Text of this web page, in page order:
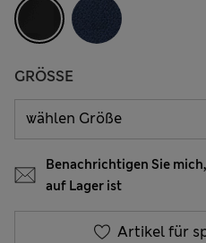
GRÖSSE
Benachrichtigen Sie
auf Lager ist
Artikel für